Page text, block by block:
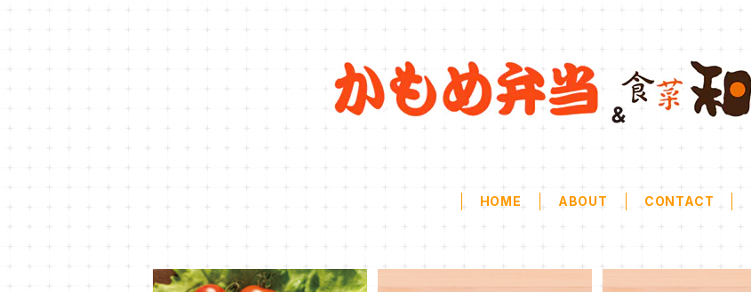
HOME ABOUT CONTACT